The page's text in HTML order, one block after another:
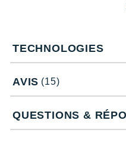
vous promet uneadhérence
longévitéaccrue. Les
Brake System
tractiondynamique. Sa
Spike,non fournies , en fait
souhaitez arpenter des
TECHNOLOGIES
AVIS (15)
QUESTIONS &
Shokz
Smoon
Speedo